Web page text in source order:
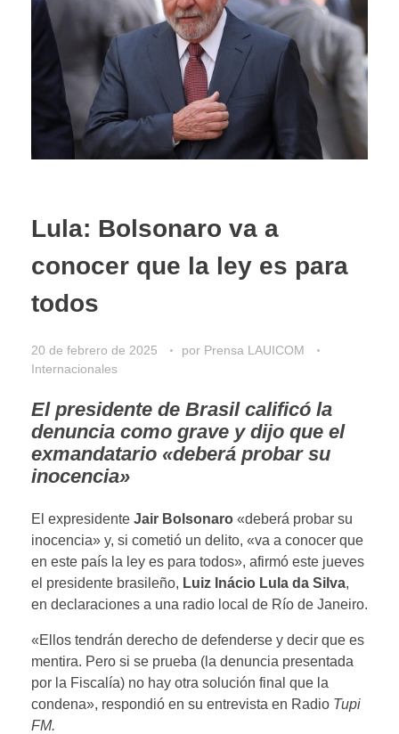
Lula: Bolsonaro va a
conocer que la ley es para
todos
20 de febrero de 2025 por Prensa LAUICOM
Internacionales
El presidente de Brasil calificó la
denuncia como grave y dijo que el
exmandatario «deberá probar su
inocencia»
El expresidente Jair Bolsonaro «deberá probar su
inocencia» y, si cometió un delito, «va a conocer que
en este país la ley es para todos», afirmó este jueves
el presidente brasileño, Luiz Inácio Lula da Silva,
en declaraciones a una radio local de Río de Janeiro.
«Ellos tendrán derecho de defenderse y decir que es
mentira. Pero si se prueba (la denuncia presentada
por la Fiscalía) no hay otra solución final que la
condena», respondió en su entrevista en Radio Tupi
FM.